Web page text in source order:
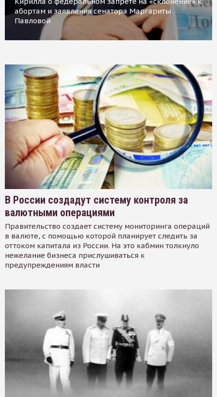
абортам и заявления сенатора Маргариты
Павловой
В России создадут систему контроля за
валютными операциями
Правительство создает систему мониторинга операций
в валюте, с помощью которой планирует следить за
оттоком капитала из России. На это кабмин толкнуло
нежелание бизнеса прислушиваться к
предупреждениям власти